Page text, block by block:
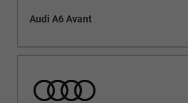
Audi A6 Avant